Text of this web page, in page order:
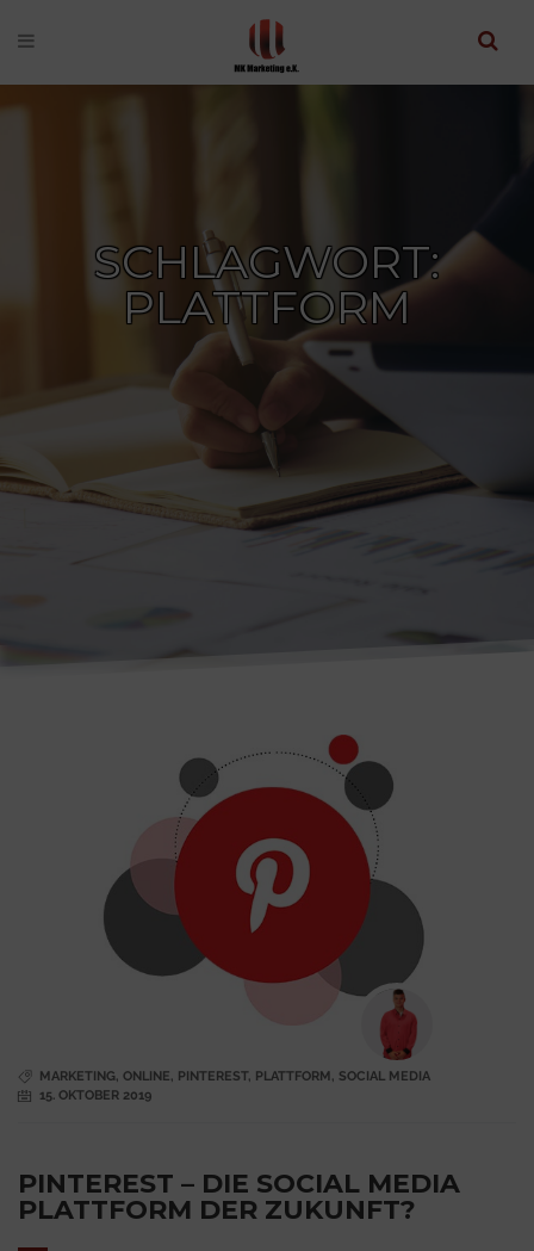
SCHLAGWORT:
PLATTFORM
MARKETING, ONLINE, PINTEREST, PLATTFORM, SOCIAL MEDIA
15. OKTOBER 2019
PINTEREST – DIE SOCIAL MEDIA
PLATTFORM DER ZUKUNFT?